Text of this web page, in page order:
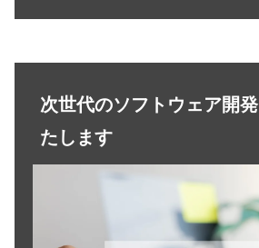
次世代のソフトウェア開
たします